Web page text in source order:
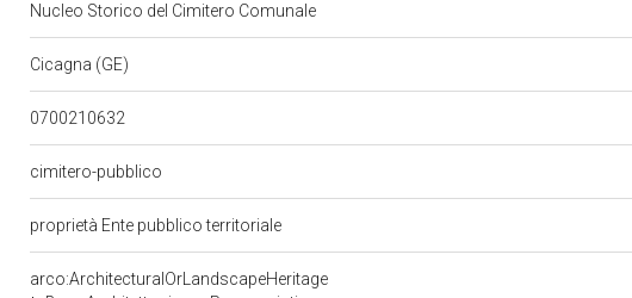
Nucleo Storico del Cimitero Comunale
Cicagna (GE)
0700210632
cimitero-pubblico
proprietà Ente pubblico territoriale
arco:ArchitecturalOrLandscapeHeritage